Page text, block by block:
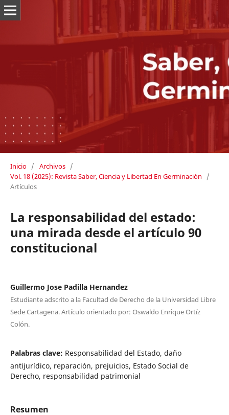
Inicio / Archivos /
Vol. 18 (2025): Revista Saber, Ciencia y Libertad En Germinación
/
Artículos
La responsabilidad del estado:
una mirada desde el artículo 90
constitucional
Guillermo Jose Padilla Hernandez
Estudiante adscrito a la Facultad de Derecho de la Universidad Libre
Sede Cartagena. Artículo orientado por: Oswaldo Enrique Ortíz
Colón.
Palabras clave: Responsabilidad del Estado, daño
antijurídico, reparación, prejuicios, Estado Social de
Derecho, responsabilidad patrimonial
Resumen